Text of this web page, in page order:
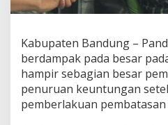
r
p
i
H
a
b
e
Kabupaten Bandung –
berdampak pada besar
hampir sebagian besar
penuruan keuntungan
pemberlakuan pembatasan